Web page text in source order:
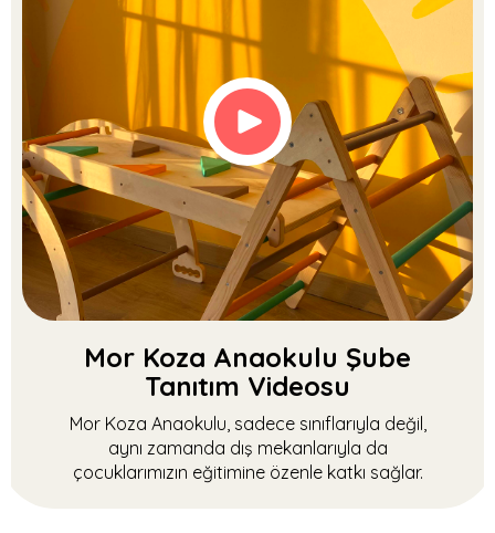
Mor Koza Anaokulu Şube
Tanıtım Videosu
Mor Koza Anaokulu, sadece sınıflarıyla değil,
aynı zamanda dış mekanlarıyla da
çocuklarımızın eğitimine özenle katkı sağlar.